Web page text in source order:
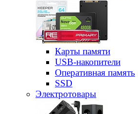
Карты памяти
USB-накопители
Оперативная память
SSD
Электротовары